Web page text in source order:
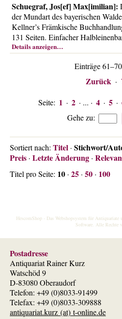
Schuegraf, Jos[ef] Max[imilian]:
der Mundart des bayerischen
Kellner’s Främkische
131 Seiten. Einfacher
Details anzeigen…
Einträge
Zurück ·
Seite: 1 · 2 · ... · 4 · 5 ·
Gehe zu:
Sortiert nach: Titel · Stichwort/
Preis · Letzte Änderung ·
Titel pro Seite: 10 · 25 · 50 · 100
HescomShop- Das Webshopsystem für Antiquariate
Software. Alle Rechte
Postadresse
Antiquariat Rainer Kurz
Watschöd 9
D-83080 Oberaudorf
Telefon: +49 (0)8033-91499
Telefax: +49 (0)8033-309888
antiquariat.kurz (at) t-online.de